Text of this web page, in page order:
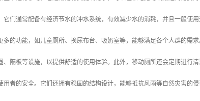
们通常配备有经济节水的冲水系统，有效减少水的消耗，并且一般使用
的功能，如儿童厕所、换尿布台、吸奶室等，能够满足各个人群的需求
隔板等设施，以提供舒适的使用体验。此外，移动厕所还会定期进行清
者的安全。它们还拥有稳固的结构设计，能够抵抗风雨等自然灾害的侵